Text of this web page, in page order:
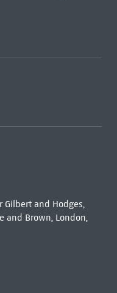
Gilbert and Hodges,
and Brown, London,